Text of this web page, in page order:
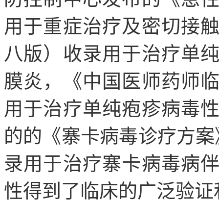
用于重症治疗及密切接
八版）收录用于治疗单
膜炎，《中国医师药师
用于治疗单纯疱疹病毒
的的《寨卡病毒诊疗方
录用于治疗寨卡病毒病
性得到了临床的广泛验